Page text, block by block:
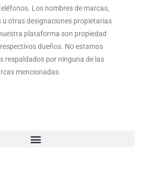
Los nombres de marcas,
otras designaciones propietarias
plataforma son propiedad
dueños. No estamos
respaldados por ninguna de las
mencionadas.